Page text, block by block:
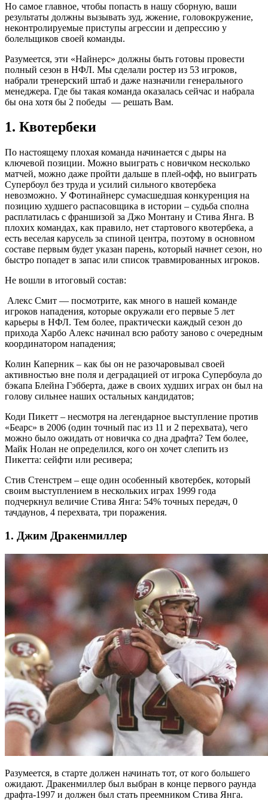
Но самое главное, чтобы попасть в нашу сборную, ваши
результаты должны вызывать зуд, жжение, головокружение,
неконтролируемые приступы агрессии и депрессию у
болельщиков своей команды.
Разумеется, эти «Найнерс» должны быть готовы провести
полный сезон в НФЛ. Мы сделали ростер из 53 игроков,
набрали тренерский штаб и даже назначили генерального
менеджера. Где бы такая команда оказалась сейчас и набрала
бы она хотя бы 2 победы — решать Вам.
1. Квотербеки
По настоящему плохая команда начинается с дыры на
ключевой позиции. Можно выиграть с новичком несколько
матчей, можно даже пройти дальше в плей-офф, но выиграть
Супербоул без труда и усилий сильного квотербека
невозможно. У Фотинайнерс сумасшедшая конкуренция на
позицию худшего распасовщика в истории – судьба сполна
расплатилась с франшизой за Джо Монтану и Стива Янга. В
плохих командах, как правило, нет стартового квотербека, а
есть веселая карусель за спиной центра, поэтому в основном
составе первым будет указан парень, который начнет сезон, но
быстро попадет в запас или список травмированных игроков.
Не вошли в итоговый состав:
Алекс Смит — посмотрите, как много в нашей команде
игроков нападения, которые окружали его первые 5 лет
карьеры в НФЛ. Тем более, практически каждый сезон до
прихода Харбо Алекс начинал всю работу заново с очередным
координатором нападения;
Колин Каперник – как бы он не разочаровывал своей
активностью вне поля и деградацией от игрока Супербоула до
бэкапа Блейна Гэбберта, даже в своих худших играх он был на
голову сильнее наших остальных кандидатов;
Коди Пикетт – несмотря на легендарное выступление против
«Беарс» в 2006 (один точный пас из 11 и 2 перехвата), чего
можно было ожидать от новичка со дна драфта? Тем более,
Майк Нолан не определился, кого он хочет слепить из
Пикетта: сейфти или ресивера;
Стив Стенстрем – еще один особенный квотербек, который
своим выступлением в нескольких играх 1999 года
подчеркнул величие Стива Янга: 54% точных передач, 0
тачдаунов, 4 перехвата, три поражения.
1. Джим Дракенмиллер
Разумеется, в старте должен начинать тот, от кого большего
ожидают. Дракенмиллер был выбран в конце первого раунда
драфта-1997 и должен был стать преемником Стива Янга.